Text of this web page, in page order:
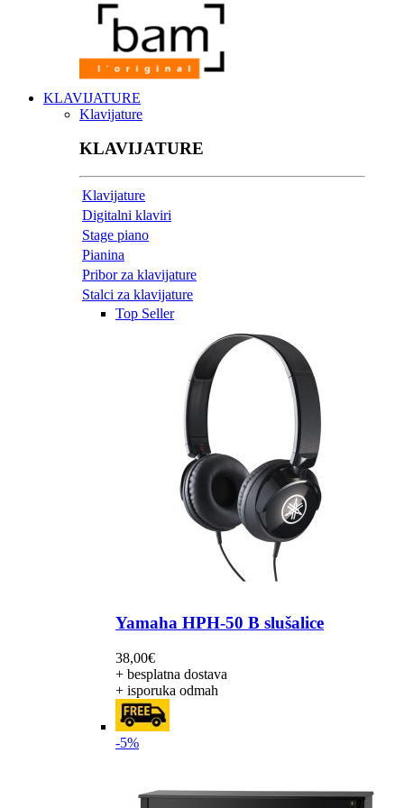
KLAVIJATURE
Klavijature
KLAVIJATURE
Klavijature
Digitalni klaviri
Stage piano
Pianina
Pribor za klavijature
Stalci za klavijature
Top Seller
Yamaha HPH-50 B slušalice
38,00€
+ besplatna dostava
+ isporuka odmah
-5%